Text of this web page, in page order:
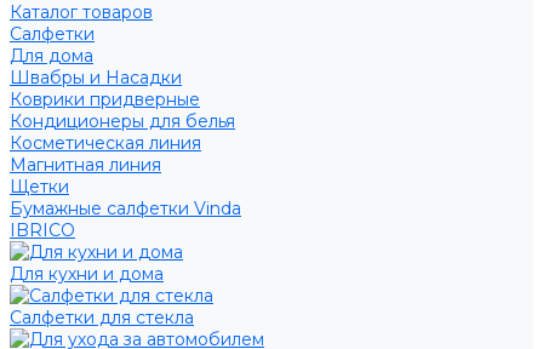
Каталог товаров
Салфетки
Для дома
Швабры и Насадки
Коврики придверные
Кондиционеры для белья
Косметическая линия
Магнитная линия
Щетки
Бумажные салфетки Vinda
IBRICO
Для кухни и дома
Салфетки для стекла